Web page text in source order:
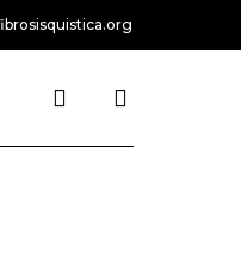
search